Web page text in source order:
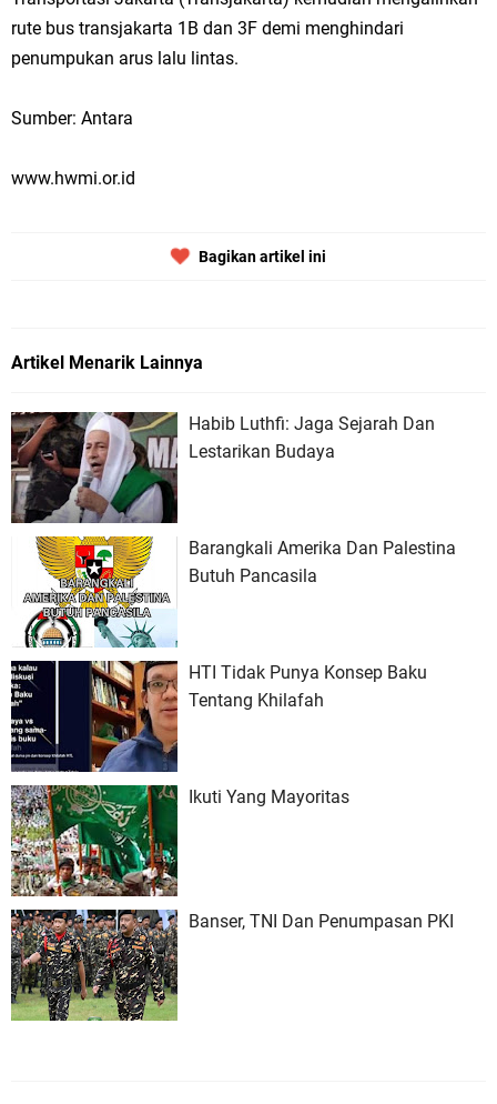
rute bus transjakarta 1B dan 3F demi menghindari
penumpukan arus lalu lintas.
Sumber: Antara
www.hwmi.or.id
Bagikan artikel ini
Artikel Menarik Lainnya
Habib Luthfi: Jaga Sejarah Dan
Lestarikan Budaya
Barangkali Amerika Dan Palestina
Butuh Pancasila
HTI Tidak Punya Konsep Baku
Tentang Khilafah
Ikuti Yang Mayoritas
Banser, TNI Dan Penumpasan PKI